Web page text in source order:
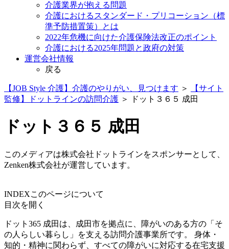
介護業界が抱える問題
介護におけるスタンダード・プリコーション（標
準予防措置策）とは
2022年危機に向けた介護保険法改正のポイント
介護における2025年問題と政府の対策
運営会社情報
戻る
【JOB Style 介護】介護のやりがい、見つけます ＞
【サイト
監修】ドットラインの訪問介護 ＞ ドット３６５ 成田
ドット３６５ 成田
このメディアは株式会社ドットラインをスポンサーとして、
Zenken株式会社が運営しています。
INDEXこのページについて
目次を開く
ドット365 成田は、成田市を拠点に、障がいのある方の「そ
の人らしい暮らし」を支える訪問介護事業所です。 身体・
知的・精神に関わらず、すべての障がいに対応する在宅支援